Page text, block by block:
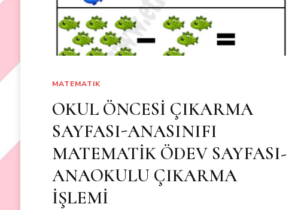
MATEMATIK
OKUL ÖNCESİ ÇIKARMA
SAYFASI-ANASINIFI
MATEMATİK ÖDEV SAYFASI-
ANAOKULU ÇIKARMA
İŞLEMİ